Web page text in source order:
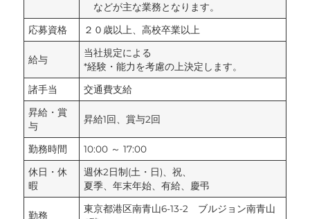
などが主な業務となります。
応募資格 ２０歳以上、高校卒業以上
給与
当社規定による
*経験・能力を考慮の上決定します。
諸手当 交通費支給
昇給・賞
与
昇給1回、賞与2回
勤務時間 10:00 ～ 17:00
休日・休
暇
週休2日制(土・日)、祝、
夏季、年末年始、有給、慶弔
勤務
東京都港区南青山6-13-2 ブルジョン南青山